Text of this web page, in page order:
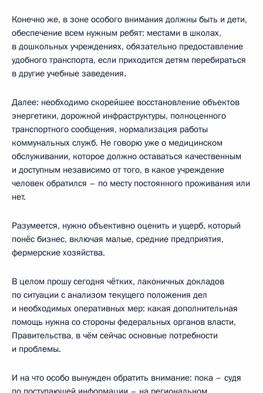
Конечно же, в зоне особого внимания должны быть и дети,
обеспечение всем нужным ребят: местами в школах,
в дошкольных учреждениях, обязательно предоставление
удобного транспорта, если приходится детям перебираться
в другие учебные заведения.
Далее: необходимо скорейшее восстановление объектов
энергетики, дорожной инфраструктуры, полноценного
транспортного сообщения, нормализация работы
коммунальных служб. Не говорю уже о медицинском
обслуживании, которое должно оставаться качественным
и доступным независимо от того, в какое учреждение
человек обратился – по месту постоянного проживания или
нет.
Разумеется, нужно объективно оценить и ущерб, который
понёс бизнес, включая малые, средние предприятия,
фермерские хозяйства.
В целом прошу сегодня чётких, лаконичных докладов
по ситуации с анализом текущего положения дел
и необходимых оперативных мер: какая дополнительная
помощь нужна со стороны федеральных органов власти,
Правительства, в чём сейчас основные потребности
и проблемы.
И на что особо вынужден обратить внимание: пока – судя